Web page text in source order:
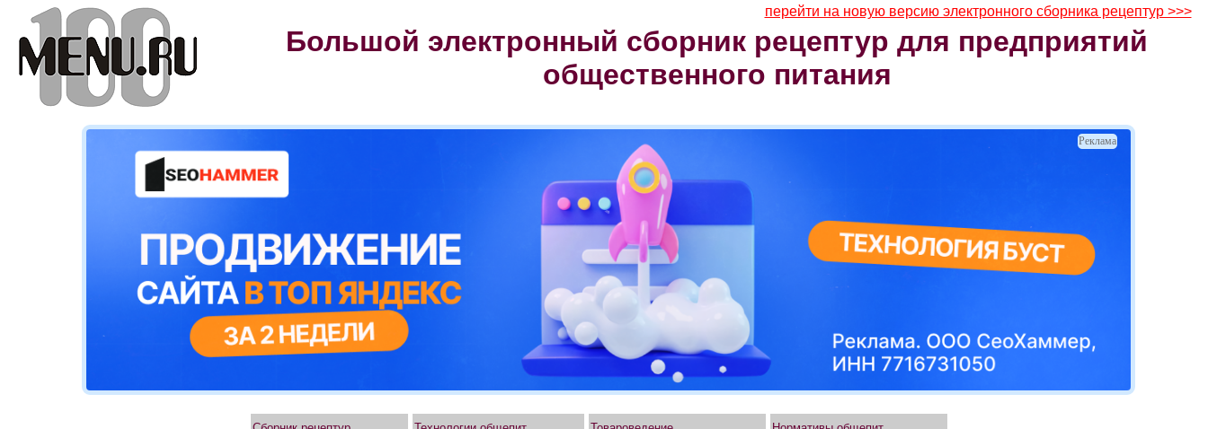
перейти на новую версию электронного сборника рецептур >>>
Большой электронный сборник рецептур для предприятий
общественного питания
Реклама